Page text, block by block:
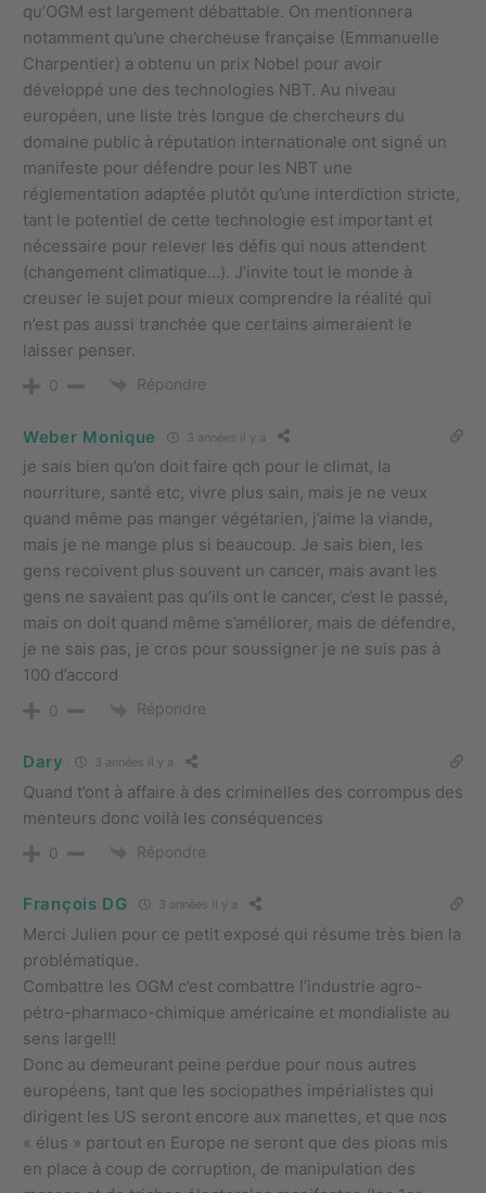
qu’OGM est largement débattable. On mentionnera
notamment qu’une chercheuse française (Emmanuelle
Charpentier) a obtenu un prix Nobel pour avoir
développé une des technologies NBT. Au niveau
européen, une liste très longue de chercheurs du
domaine public à réputation internationale ont signé un
manifeste pour défendre pour les NBT une
réglementation adaptée plutôt qu’une interdiction stricte,
tant le potentiel de cette technologie est important et
nécessaire pour relever les défis qui nous attendent
(changement climatique…). J’invite tout le monde à
creuser le sujet pour mieux comprendre la réalité qui
n’est pas aussi tranchée que certains aimeraient le
laisser penser.
0 Répondre
Weber Monique 3 années il y a
je sais bien qu’on doit faire qch pour le climat, la
nourriture, santé etc, vivre plus sain, mais je ne veux
quand même pas manger végétarien, j’aime la viande,
mais je ne mange plus si beaucoup. Je sais bien, les
gens recoivent plus souvent un cancer, mais avant les
gens ne savaient pas qu’ils ont le cancer, c’est le passé,
mais on doit quand même s’améliorer, mais de défendre,
je ne sais pas, je cros pour soussigner je ne suis pas à
100 d’accord
0 Répondre
Dary 3 années il y a
Quand t’ont à affaire à des criminelles des corrompus des
menteurs donc voilà les conséquences
0 Répondre
François DG 3 années il y a
Merci Julien pour ce petit exposé qui résume très bien la
problématique.
Combattre les OGM c’est combattre l’industrie agro-
pétro-pharmaco-chimique américaine et mondialiste au
sens large!!!
Donc au demeurant peine perdue pour nous autres
européens, tant que les sociopathes impérialistes qui
dirigent les US seront encore aux manettes, et que nos
« élus » partout en Europe ne seront que des pions mis
en place à coup de corruption, de manipulation des